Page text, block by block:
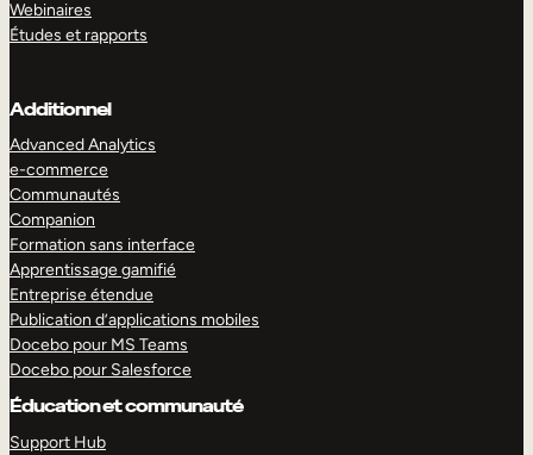
Webinaires
Études et rapports
Additionnel
Advanced Analytics
e-commerce
Communautés
Companion
Formation sans interface
Apprentissage gamifié
Entreprise étendue
Publication d’applications mobiles
Docebo pour MS Teams
Docebo pour Salesforce
Éducation et communauté
Support Hub